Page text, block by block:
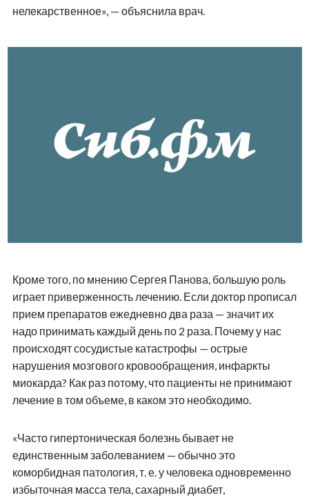
нелекарственное», — объяснила врач.
Кроме того, по мнению Сергея Панова, большую роль
играет приверженность лечению. Если доктор прописал
прием препаратов ежедневно два раза — значит их
надо принимать каждый день по 2 раза. Почему у нас
происходят сосудистые катастрофы — острые
нарушения мозгового кровообращения, инфаркты
миокарда? Как раз потому, что пациенты не принимают
лечение в том объеме, в каком это необходимо.
«Часто гипертоническая болезнь бывает не
единственным заболеванием — обычно это
коморбидная патология, т. е. у человека одновременно
избыточная масса тела, сахарный диабет,